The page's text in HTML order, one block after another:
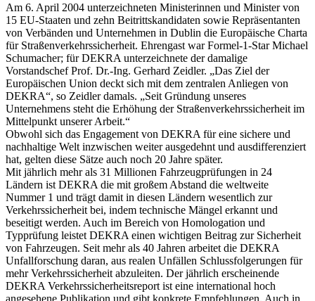
Am 6. April 2004 unterzeichneten Ministerinnen und Minister von
15 EU-Staaten und zehn Beitrittskandidaten sowie Repräsentanten
von Verbänden und Unternehmen in Dublin die Europäische Charta
für Straßenverkehrssicherheit. Ehrengast war Formel-1-Star Michael
Schumacher; für DEKRA unterzeichnete der damalige
Vorstandschef Prof. Dr.-Ing. Gerhard Zeidler. „Das Ziel der
Europäischen Union deckt sich mit dem zentralen Anliegen von
DEKRA“, so Zeidler damals. „Seit Gründung unseres
Unternehmens steht die Erhöhung der Straßenverkehrssicherheit im
Mittelpunkt unserer Arbeit.“
Obwohl sich das Engagement von DEKRA für eine sichere und
nachhaltige Welt inzwischen weiter ausgedehnt und ausdifferenziert
hat, gelten diese Sätze auch noch 20 Jahre später.
Mit jährlich mehr als 31 Millionen Fahrzeugprüfungen in 24
Ländern ist DEKRA die mit großem Abstand die weltweite
Nummer 1 und trägt damit in diesen Ländern wesentlich zur
Verkehrssicherheit bei, indem technische Mängel erkannt und
beseitigt werden. Auch im Bereich von Homologation und
Typprüfung leistet DEKRA einen wichtigen Beitrag zur Sicherheit
von Fahrzeugen. Seit mehr als 40 Jahren arbeitet die DEKRA
Unfallforschung daran, aus realen Unfällen Schlussfolgerungen für
mehr Verkehrssicherheit abzuleiten. Der jährlich erscheinende
DEKRA Verkehrssicherheitsreport ist eine international hoch
angesehene Publikation und gibt konkrete Empfehlungen. Auch in